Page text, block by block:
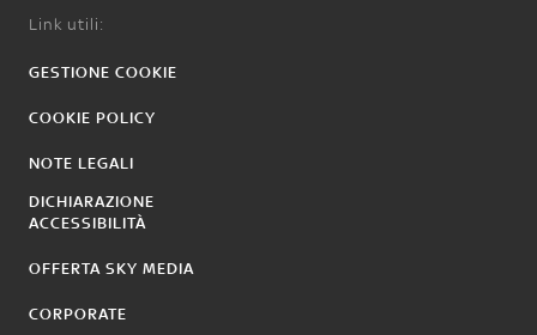
Link utili:
GESTIONE COOKIE
COOKIE POLICY
NOTE LEGALI
DICHIARAZIONE
ACCESSIBILITÀ
OFFERTA SKY MEDIA
CORPORATE